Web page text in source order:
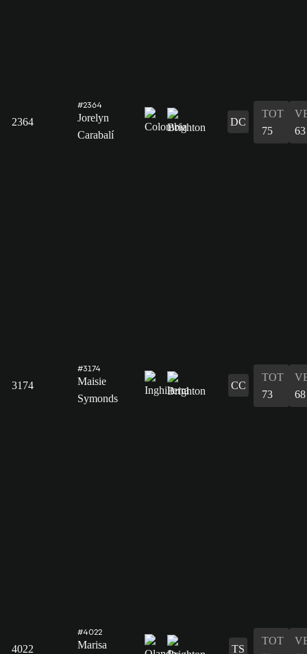
2364
#2364
Jorelyn
Carabalí
DC
TOT
75
63
3174
#3174
Maisie
Symonds
CC
TOT
73
68
4022
#4022
Marisa
TS
TOT